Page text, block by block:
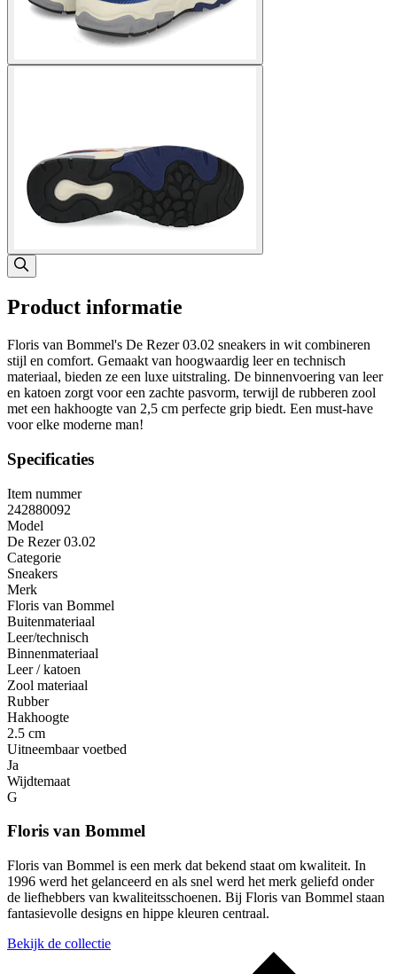
Product informatie
Floris van Bommel's De Rezer 03.02 sneakers in wit combineren
stijl en comfort. Gemaakt van hoogwaardig leer en technisch
materiaal, bieden ze een luxe uitstraling. De binnenvoering van leer
en katoen zorgt voor een zachte pasvorm, terwijl de rubberen zool
met een hakhoogte van 2,5 cm perfecte grip biedt. Een must-have
voor elke moderne man!
Specificaties
Item nummer
242880092
Model
De Rezer 03.02
Categorie
Sneakers
Merk
Floris van Bommel
Buitenmateriaal
Leer/technisch
Binnenmateriaal
Leer / katoen
Zool materiaal
Rubber
Hakhoogte
2.5 cm
Uitneembaar voetbed
Ja
Wijdtemaat
G
Floris van Bommel
Floris van Bommel is een merk dat bekend staat om kwaliteit. In
1996 werd het gelanceerd en als snel werd het merk geliefd onder
de liefhebbers van kwaliteitsschoenen. Bij Floris van Bommel staan
fantasievolle designs en hippe kleuren centraal.
Bekijk de collectie